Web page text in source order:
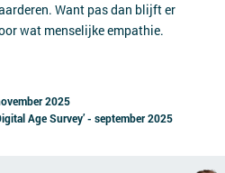
Want pas dan blijft er
wat menselijke empathie.
2025
Age Survey’ - september 2025